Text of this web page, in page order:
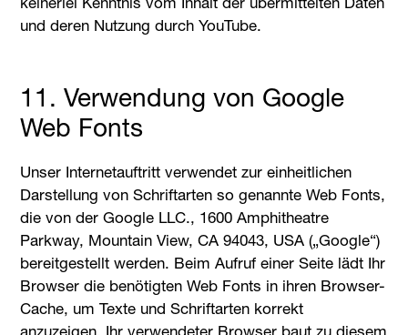
und deren Nutzung durch YouTube.
11. Verwendung von Google
Web Fonts
Unser Internetauftritt verwendet zur einheitlichen
Darstellung von Schriftarten so genannte Web Fonts,
die von der Google LLC., 1600 Amphitheatre
Parkway, Mountain View, CA 94043, USA („Google“)
bereitgestellt werden. Beim Aufruf einer Seite lädt Ihr
Browser die benötigten Web Fonts in ihren Browser-
Cache, um Texte und Schriftarten korrekt
anzuzeigen. Ihr verwendeter Browser baut zu diesem